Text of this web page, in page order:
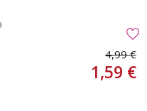
4,99 €
1,59 €